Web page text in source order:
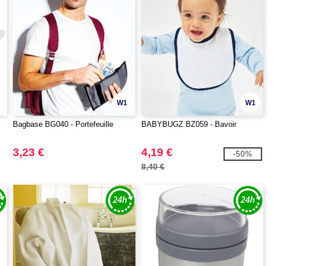
W1
Bagbase BG040 - Portefeuille
3,23 €
W1
BABYBUGZ BZ059 - Bavoir
4,19 €
8,40 €
-50%